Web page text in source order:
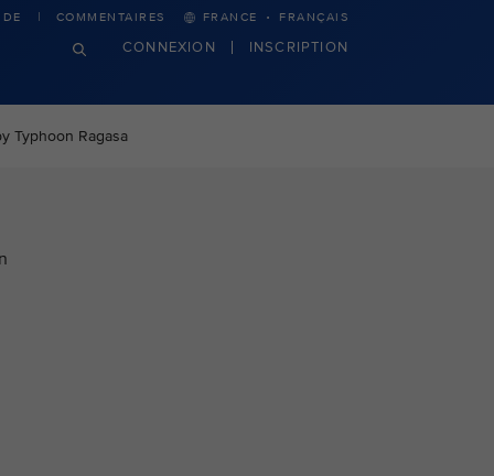
COMMENTAIRES FRANCE · FRANÇAIS
CONNEXION INSCRIPTION
Typhoon Ragasa